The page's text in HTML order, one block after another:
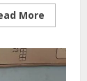
More